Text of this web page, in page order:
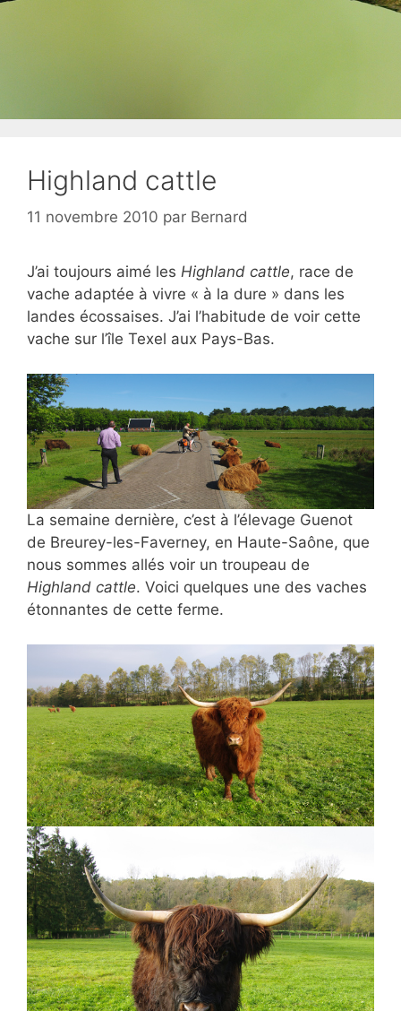
Highland cattle
11 novembre 2010 par Bernard
J’ai toujours aimé les Highland cattle, race de
vache adaptée à vivre « à la dure » dans les
landes écossaises. J’ai l’habitude de voir cette
vache sur l’île Texel aux Pays-Bas.
La semaine dernière, c’est à l’élevage Guenot
de Breurey-les-Faverney, en Haute-Saône, que
nous sommes allés voir un troupeau de
Highland cattle. Voici quelques une des vaches
étonnantes de cette ferme.